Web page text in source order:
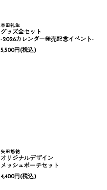
本田礼生
グッズ全セット
-2026カレンダー発売記念イベント-
5,500円(税込)
矢田悠祐
オリジナルデザイン
メッシュポーチセット
4,400円(税込)